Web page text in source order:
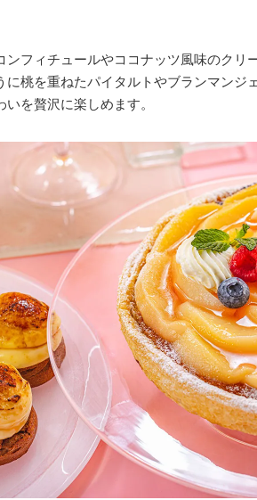
ンフィチュールやココナッツ風味のクリ
に桃を重ねたパイタルトやブランマンジ
いを贅沢に楽しめます。